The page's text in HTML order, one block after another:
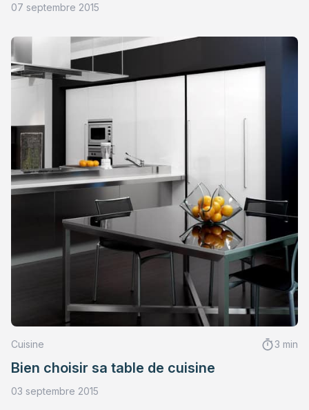
07 septembre 2015
Cuisine 3 min
Bien choisir sa table de cuisine
03 septembre 2015